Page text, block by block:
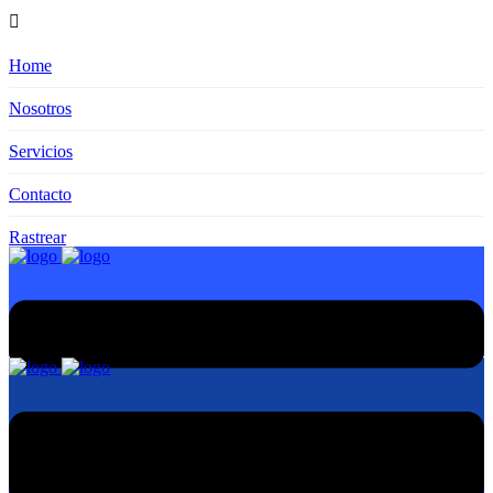
Home
Nosotros
Servicios
Contacto
Rastrear